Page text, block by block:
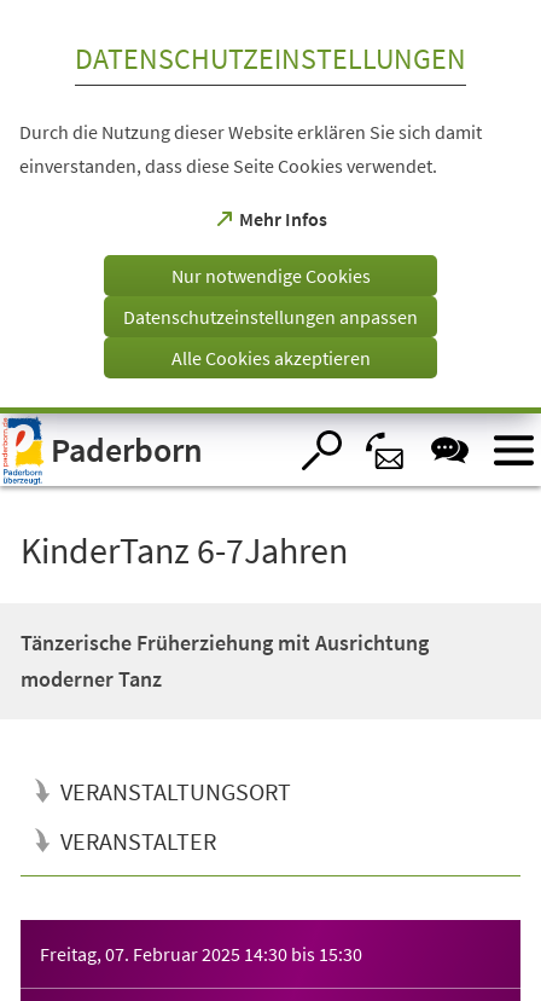
Visuelle
Assistenzsoftware
öffnen.
DATENSCHUTZEINSTELLUNGEN
Durch die Nutzung dieser Website erklären Sie sich damit
einverstanden, dass diese Seite Cookies verwendet.
Mehr Infos
(Öffnet
einem
Tab)
Nur notwendige Cookies
Datenschutzeinstellungen anpassen
Alle Cookies akzeptieren
Paderborn
KinderTanz 6-7Jahren
Tänzerische Früherziehung mit Ausrichtung
moderner Tanz
VERANSTALTUNGSORT
VERANSTALTER
Freitag, 07. Februar 2025 14:30 bis 15:30